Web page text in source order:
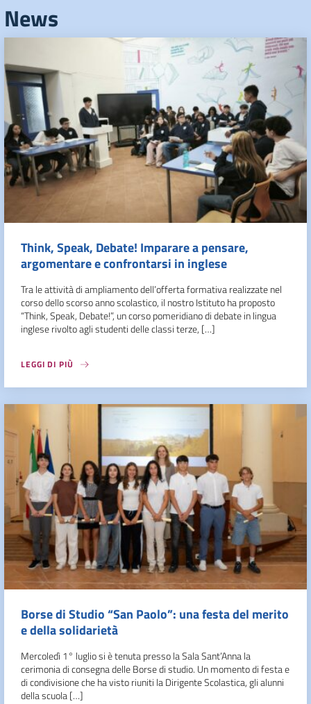
News
Think, Speak, Debate! Imparare a pensare,
argomentare e confrontarsi in inglese
Tra le attività di ampliamento dell’offerta formativa realizzate nel
corso dello scorso anno scolastico, il nostro Istituto ha proposto
“Think, Speak, Debate!”, un corso pomeridiano di debate in lingua
inglese rivolto agli studenti delle classi terze, […]
LEGGI DI PIÙ
Borse di Studio “San Paolo”: una festa del merito
e della solidarietà
Mercoledì 1° luglio si è tenuta presso la Sala Sant’Anna la
cerimonia di consegna delle Borse di studio. Un momento di festa e
di condivisione che ha visto riuniti la Dirigente Scolastica, gli alunni
della scuola […]